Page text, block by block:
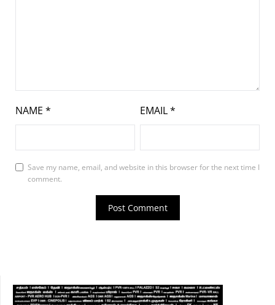
NAME * EMAIL*
Save my name, email, and website in this browser for the next time I
comment.